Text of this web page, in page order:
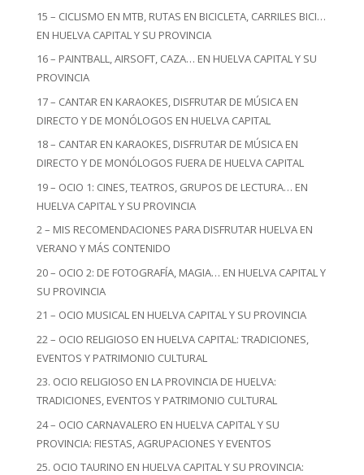
15 – CICLISMO EN MTB, RUTAS EN BICICLETA, CARRILES BICI…
EN HUELVA CAPITAL Y SU PROVINCIA
16 – PAINTBALL, AIRSOFT, CAZA… EN HUELVA CAPITAL Y SU
PROVINCIA
17 – CANTAR EN KARAOKES, DISFRUTAR DE MÚSICA EN
DIRECTO Y DE MONÓLOGOS EN HUELVA CAPITAL
18 – CANTAR EN KARAOKES, DISFRUTAR DE MÚSICA EN
DIRECTO Y DE MONÓLOGOS FUERA DE HUELVA CAPITAL
19 – OCIO 1: CINES, TEATROS, GRUPOS DE LECTURA… EN
HUELVA CAPITAL Y SU PROVINCIA
2 – MIS RECOMENDACIONES PARA DISFRUTAR HUELVA EN
VERANO Y MÁS CONTENIDO
20 – OCIO 2: DE FOTOGRAFÍA, MAGIA… EN HUELVA CAPITAL Y
SU PROVINCIA
21 – OCIO MUSICAL EN HUELVA CAPITAL Y SU PROVINCIA
22 – OCIO RELIGIOSO EN HUELVA CAPITAL: TRADICIONES,
EVENTOS Y PATRIMONIO CULTURAL
23. OCIO RELIGIOSO EN LA PROVINCIA DE HUELVA:
TRADICIONES, EVENTOS Y PATRIMONIO CULTURAL
24 – OCIO CARNAVALERO EN HUELVA CAPITAL Y SU
PROVINCIA: FIESTAS, AGRUPACIONES Y EVENTOS
25. OCIO TAURINO EN HUELVA CAPITAL Y SU PROVINCIA: